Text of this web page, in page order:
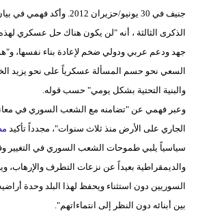
جنيف في 30 يونيو/حزيران
الذكرى الثالثة ، أنه "لن يكون هناك حل عسكري لهذه
جهد ودعم عربي ودولي ضخم لإعادة بناء نفسها،
السعي نحو حسم المسألة عسكرياً على نحو يزيد
والبنية التحتية بشكل يومي" حسب قوله.
وعبر فهمي عن "تضامنه مع الشعب السوري في
الجاري على الأرض منذ ثلاث سنوات"، مجدداً تأكيد
سياسياً يلبي طموحات الشعب السوري في التغيير
والديمقراطية بعيداً عن نزعات التطرف
السوريين دون استثناء ويحفظ لهذا البلد وحدة
بين أبنائه دون النظر إلى انتماءاتهم".